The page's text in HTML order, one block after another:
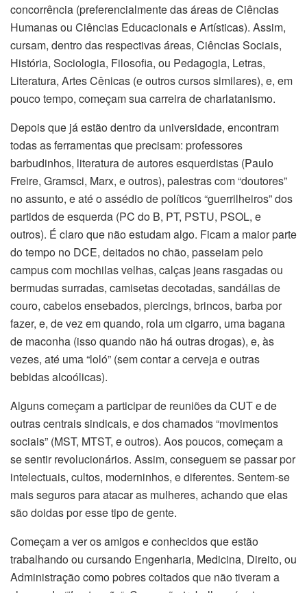
concorrência (preferencialmente das áreas de Ciências
Humanas ou Ciências Educacionais e Artísticas). Assim,
cursam, dentro das respectivas áreas, Ciências Sociais,
História, Sociologia, Filosofia, ou Pedagogia, Letras,
Literatura, Artes Cênicas (e outros cursos similares), e, em
pouco tempo, começam sua carreira de charlatanismo.
Depois que já estão dentro da universidade, encontram
todas as ferramentas que precisam: professores
barbudinhos, literatura de autores esquerdistas (Paulo
Freire, Gramsci, Marx, e outros), palestras com “doutores”
no assunto, e até o assédio de políticos “guerrilheiros” dos
partidos de esquerda (PC do B, PT, PSTU, PSOL, e
outros). É claro que não estudam algo. Ficam a maior parte
do tempo no DCE, deitados no chão, passeiam pelo
campus com mochilas velhas, calças jeans rasgadas ou
bermudas surradas, camisetas decotadas, sandálias de
couro, cabelos ensebados, piercings, brincos, barba por
fazer, e, de vez em quando, rola um cigarro, uma bagana
de maconha (isso quando não há outras drogas), e, às
vezes, até uma “loló” (sem contar a cerveja e outras
bebidas alcoólicas).
Alguns começam a participar de reuniões da CUT e de
outras centrais sindicais, e dos chamados “movimentos
sociais” (MST, MTST, e outros). Aos poucos, começam a
se sentir revolucionários. Assim, conseguem se passar por
intelectuais, cultos, moderninhos, e diferentes. Sentem-se
mais seguros para atacar as mulheres, achando que elas
são doidas por esse tipo de gente.
Começam a ver os amigos e conhecidos que estão
trabalhando ou cursando Engenharia, Medicina, Direito, ou
Administração como pobres coitados que não tiveram a